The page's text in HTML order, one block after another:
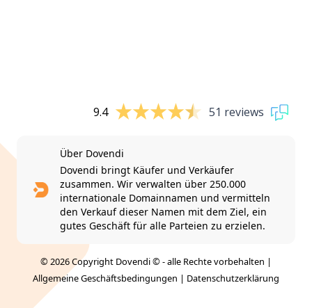
9.4 51 reviews
Über Dovendi
Dovendi bringt Käufer und Verkäufer
zusammen. Wir verwalten über 250.000
internationale Domainnamen und vermitteln
den Verkauf dieser Namen mit dem Ziel, ein
gutes Geschäft für alle Parteien zu erzielen.
© 2026 Copyright Dovendi © - alle Rechte vorbehalten |
Allgemeine Geschäftsbedingungen | Datenschutzerklärung